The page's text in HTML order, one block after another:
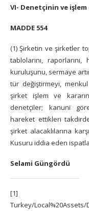
VI- Denetçinin ve
MADDE 554
(1) Şirketin ve şirketler
tablolarını,
kuruluşunu, sermaye
tür değiştirmeyi,
şirket işlem ve
denetçiler; kanuni
hareket ettikleri
şirket alacaklılarına
Kusuru iddia eden
Selami Güngördü
[1] http://
Turkey/